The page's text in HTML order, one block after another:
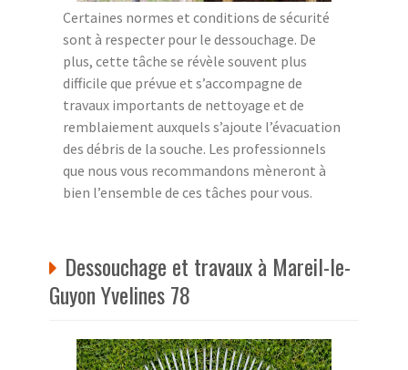
Certaines normes et conditions de sécurité
sont à respecter pour le dessouchage. De
plus, cette tâche se révèle souvent plus
difficile que prévue et s’accompagne de
travaux importants de nettoyage et de
remblaiement auxquels s’ajoute l’évacuation
des débris de la souche. Les professionnels
que nous vous recommandons mèneront à
bien l’ensemble de ces tâches pour vous.
Dessouchage et travaux à Mareil-le-
Guyon Yvelines 78